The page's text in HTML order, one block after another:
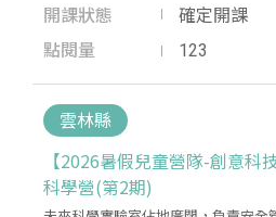
開課狀態 確定開課
點閱量 123
雲林縣
【2026暑假兒童營隊-創意科
科學營(第2期)